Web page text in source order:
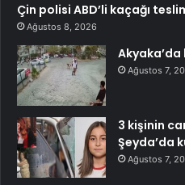
Çin polisi ABD’li kaçağı
Ağustos 8, 2026
Akyaka’da
Ağustos 7,
3 kişinin
Şeyda’da
Ağustos 7,